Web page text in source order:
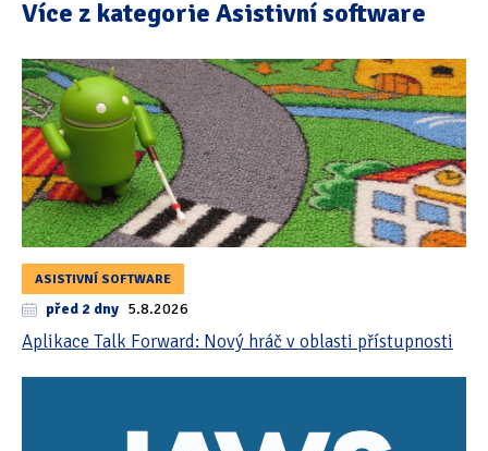
Více z kategorie Asistivní software
ASISTIVNÍ SOFTWARE
před 2 dny 5.8.2026
Aplikace Talk Forward: Nový hráč v oblasti přístupnosti